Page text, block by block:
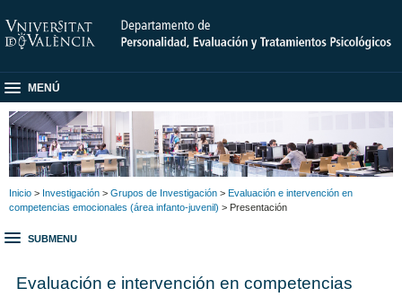
MENÚ
Inicio > Investigación > Grupos de Investigación > Evaluación e intervención en
competencias emocionales (área infanto-juvenil) > Presentación
SUBMENU
Evaluación e intervención en competencias